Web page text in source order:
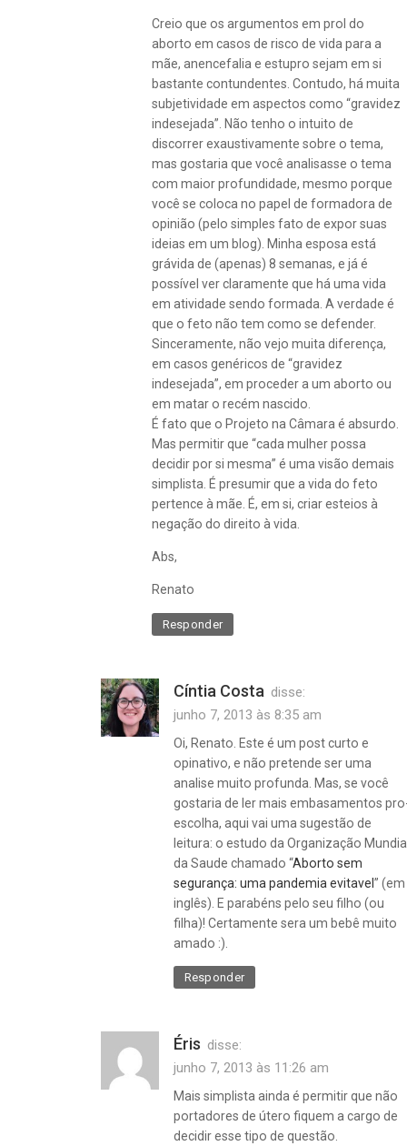
Creio que os argumentos em prol do
aborto em casos de risco de vida para a
mãe, anencefalia e estupro sejam em si
bastante contundentes. Contudo, há muita
subjetividade em aspectos como “gravidez
indesejada”. Não tenho o intuito de
discorrer exaustivamente sobre o tema,
mas gostaria que você analisasse o tema
com maior profundidade, mesmo porque
você se coloca no papel de formadora de
opinião (pelo simples fato de expor suas
ideias em um blog). Minha esposa está
grávida de (apenas) 8 semanas, e já é
possível ver claramente que há uma vida
em atividade sendo formada. A verdade é
que o feto não tem como se defender.
Sinceramente, não vejo muita diferença,
em casos genéricos de “gravidez
indesejada”, em proceder a um aborto ou
em matar o recém nascido.
É fato que o Projeto na Câmara é absurdo.
Mas permitir que “cada mulher possa
decidir por si mesma” é uma visão demais
simplista. É presumir que a vida do feto
pertence à mãe. É, em si, criar esteios à
negação do direito à vida.
Abs,
Renato
Responder
Cíntia Costa disse:
junho 7, 2013 às 8:35 am
Oi, Renato. Este é um post curto e
opinativo, e não pretende ser uma
analise muito profunda. Mas, se você
gostaria de ler mais embasamentos
escolha, aqui vai uma sugestão de
leitura: o estudo da Organização
da Saude chamado “Aborto sem
segurança: uma pandemia evitavel” (em
inglês). E parabéns pelo seu filho (ou
filha)! Certamente sera um bebê muito
amado :).
Responder
Éris disse:
junho 7, 2013 às 11:26 am
Mais simplista ainda é permitir que não
portadores de útero fiquem a cargo de
decidir esse tipo de questão.